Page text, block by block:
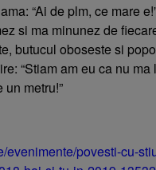
“Ai de plm, ce mare
si ma minunez de
butucul oboseste si
“Stiam am eu ca nu
metru!”
evenimente/povesti-cu-